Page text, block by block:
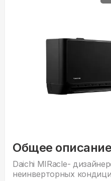
Общее описание
Daichi MIRacle-
неинверторных